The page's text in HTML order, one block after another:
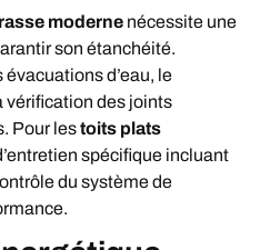
moderne nécessite une
son étanchéité.
d’eau, le
vérification des joints
Pour lestoits plats
spécifique incluant
du système de